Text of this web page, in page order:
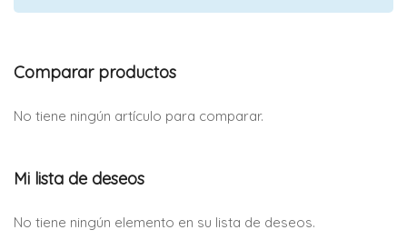
Comparar productos
No tiene ningún artículo para comparar.
Mi lista de deseos
No tiene ningún elemento en su lista de deseos.